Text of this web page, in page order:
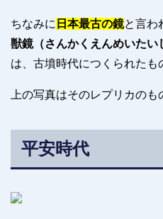
ちなみに 日本最古の鏡と言わ
獣鏡（さんかくえんめいたい
は、古墳時代につくられたも
上の写真はそのレプリカのも
平安時代